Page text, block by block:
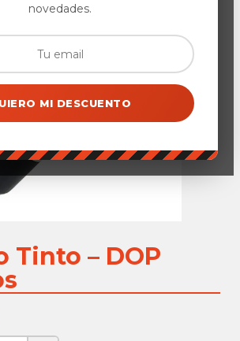
novedades.
MI DESCUENTO
Tinto – DOP